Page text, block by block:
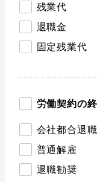
残業代
退職金
固定残業代
労働契約の
会社都合退職
普通解雇
退職勧奨